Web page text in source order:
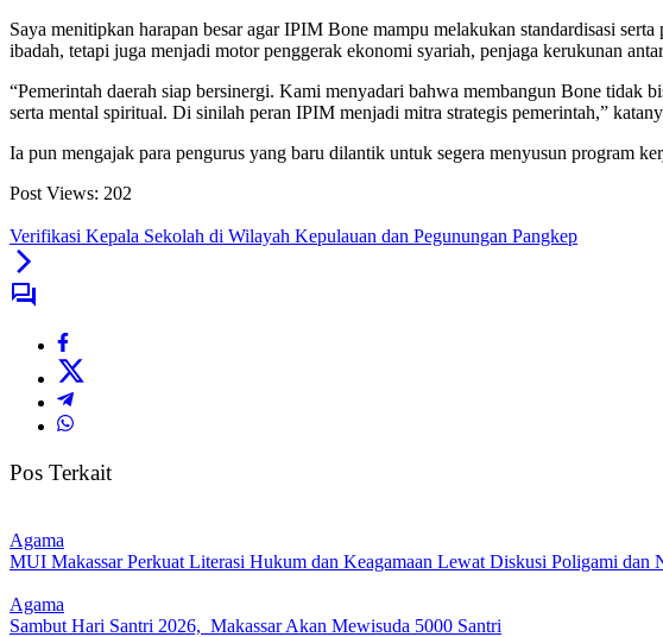
Saya menitipkan harapan besar agar IPIM Bone mampu melakukan standardisasi
ibadah, tetapi juga menjadi motor penggerak ekonomi syariah, penjaga kerukunan
“Pemerintah daerah siap bersinergi. Kami menyadari bahwa membangun Bone tidak
serta mental spiritual. Di sinilah peran IPIM menjadi mitra strategis pemerintah,”
Ia pun mengajak para pengurus yang baru dilantik untuk segera menyusun program
Post Views: 202
Verifikasi Kepala Sekolah di Wilayah Kepulauan dan Pegunungan Pangkep
Pos Terkait
Agama
MUI Makassar Perkuat Literasi Hukum dan Keagamaan Lewat Diskusi Poligami dan
Agama
Sambut Hari Santri 2026, Makassar Akan Mewisuda 5000 Santri